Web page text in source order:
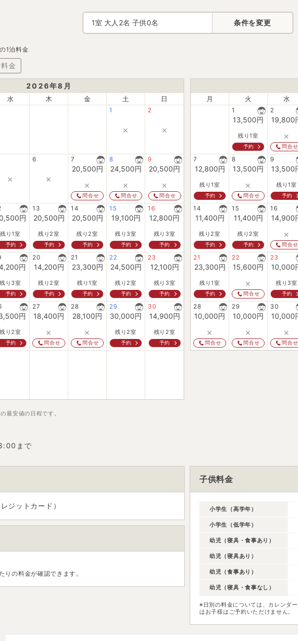
1室 大人 2名 子供0名 条件を変更
1泊料金
金
2026年8 月
水 木 金 土 日
1
×
2
×
×
6
×
7
20,500円
×
問合せ
8
24,500円
×
問合せ
9
20,500円
×
問合せ
円
残り1室
予約
13
20,500円
残り2室
予約
14
20,500円
残り2室
予約
15
19,100円
残り3室
予約
16
12,800円
残り3室
予約
円
残り3室
予約
20
14,200円
残り2室
予約
21
23,300円
残り1室
予約
22
24,500円
残り2室
予約
23
12,100円
残り3室
予約
円
残り2室
予約
27
18,400円
×
問合せ
28
28,100円
×
問合せ
29
30,000円
残り2室
予約
30
14,900円
残り2室
予約
月 火 水
1
13,500円
残り1室
予約
2
19,800
×
問合せ
7
12,800円
残り1室
予約
8
13,500円
×
問合せ
9
13,500
残り1室
予約
14
11,400円
残り2室
予約
15
11,400円
残り2室
予約
16
14,900
×
問合せ
21
23,300円
残り1室
予約
22
15,600円
×
問合せ
23
10,000
残り3室
予約
28
10,000円
×
問合せ
29
10,000円
×
問合せ
30
10,000
×
問合せ
最安値の日程です。
まで
ジットカード）
りの料金が確認できます。
子供料金
小学生（高学年）
小学生（低学年）
幼児（寝具・食事あり）
幼児（寝具あり）
幼児（食事あり）
幼児（寝具・食事なし）
※日別の料金については、カレンダ
はお子様はご予約いただけません。